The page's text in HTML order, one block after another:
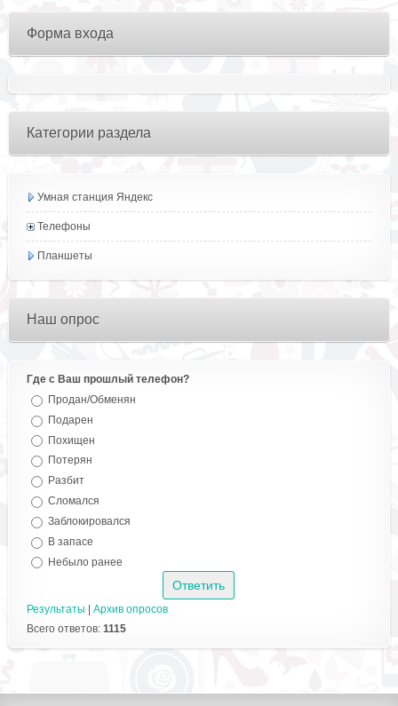
Форма входа
Категории раздела
Умная станция Яндекс
Телефоны
Планшеты
Наш опрос
Где с Ваш прошлый телефон?
Продан/Обменян
Подарен
Похищен
Потерян
Разбит
Сломался
Заблокировался
В запасе
Небыло ранее
Результаты
Архив опросов
Всего ответов: 1115